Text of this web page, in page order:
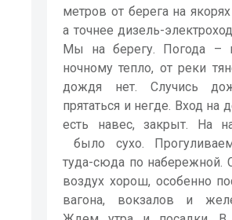
метров от берега на
а точнее дизель-
Мы на берегу. Погода –
ночному тепло, от реки
дождя нет. Случись
прятаться и негде. Вход на
есть навес, закрыт. На
было сухо.
туда-сюда по набережной.
воздух хорош, особенно
вагона, вокзалов и